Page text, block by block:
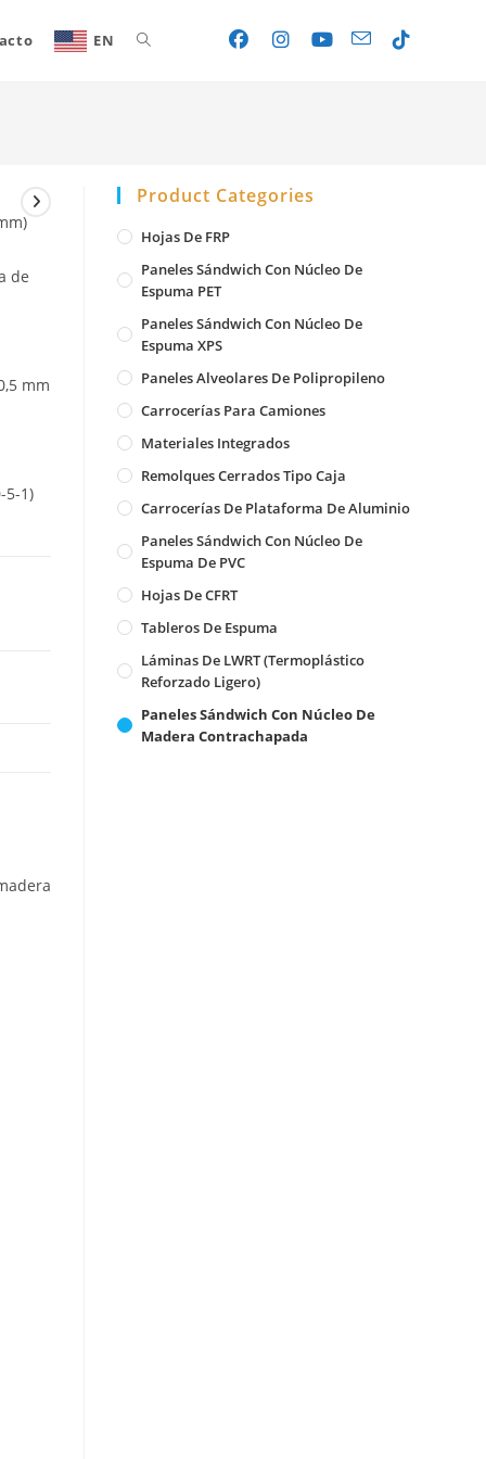
EN Toggle
search
de
mm
5-1)
Product Categories
Hojas De FRP
Paneles Sándwich Con Núcleo De
Espuma PET
Paneles Sándwich Con Núcleo De
Espuma XPS
Paneles Alveolares De Polipropileno
Carrocerías Para Camiones
Materiales Integrados
Remolques Cerrados Tipo Caja
Carrocerías De Plataforma De Aluminio
Paneles Sándwich Con Núcleo De
Espuma De PVC
Hojas De CFRT
Tableros De Espuma
Láminas De LWRT (Termoplástico
Reforzado Ligero)
Paneles Sándwich Con Núcleo De
Madera Contrachapada